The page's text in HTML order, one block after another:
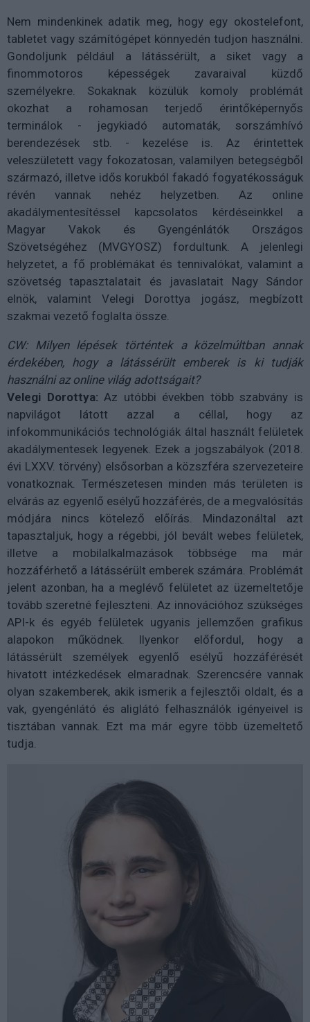
Nem mindenkinek adatik meg, hogy egy okostelefont,
tabletet vagy számítógépet könnyedén tudjon használni.
Gondoljunk például a látássérült, a siket vagy a
finommotoros képességek zavaraival küzdő
személyekre. Sokaknak közülük komoly problémát
okozhat a rohamosan terjedő érintőképernyős
terminálok - jegykiadó automaták, sorszámhívó
berendezések stb. - kezelése is. Az érintettek
veleszületett vagy fokozatosan, valamilyen betegségből
származó, illetve idős korukból fakadó fogyatékosságuk
révén vannak nehéz helyzetben. Az online
akadálymentesítéssel kapcsolatos kérdéseinkkel a
Magyar Vakok és Gyengénlátók Országos
Szövetségéhez (MVGYOSZ) fordultunk. A jelenlegi
helyzetet, a fő problémákat és tennivalókat, valamint a
szövetség tapasztalatait és javaslatait Nagy Sándor
elnök, valamint Velegi Dorottya jogász, megbízott
szakmai vezető foglalta össze.
CW: Milyen lépések történtek a közelmúltban annak
érdekében, hogy a látássérült emberek is ki tudják
használni az online világ adottságait?
Velegi Dorottya: Az utóbbi években több szabvány is
napvilágot látott azzal a céllal, hogy az
infokommunikációs technológiák által használt felületek
akadálymentesek legyenek. Ezek a jogszabályok (2018.
évi LXXV. törvény) elsősorban a közszféra szervezeteire
vonatkoznak. Természetesen minden más területen is
elvárás az egyenlő esélyű hozzáférés, de a megvalósítás
módjára nincs kötelező előírás. Mindazonáltal azt
tapasztaljuk, hogy a régebbi, jól bevált webes felületek,
illetve a mobilalkalmazások többsége ma már
hozzáférhető a látássérült emberek számára. Problémát
jelent azonban, ha a meglévő felületet az üzemeltetője
tovább szeretné fejleszteni. Az innovációhoz szükséges
API-k és egyéb felületek ugyanis jellemzően grafikus
alapokon működnek. Ilyenkor előfordul, hogy a
látássérült személyek egyenlő esélyű hozzáférését
hivatott intézkedések elmaradnak. Szerencsére vannak
olyan szakemberek, akik ismerik a fejlesztői oldalt, és a
vak, gyengénlátó és aliglátó felhasználók igényeivel is
tisztában vannak. Ezt ma már egyre több üzemeltető
tudja.